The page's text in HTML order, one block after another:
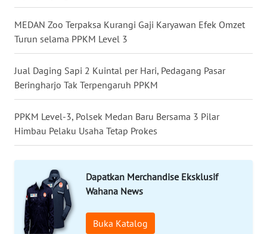
MEDAN Zoo Terpaksa Kurangi Gaji Karyawan Efek Omzet
Turun selama PPKM Level 3
Jual Daging Sapi 2 Kuintal per Hari, Pedagang Pasar
Beringharjo Tak Terpengaruh PPKM
PPKM Level-3, Polsek Medan Baru Bersama 3 Pilar
Himbau Pelaku Usaha Tetap Prokes
Dapatkan Merchandise Eksklusif
Wahana News
Buka Katalog
WN
DAIRI
DANAU
TOBA
WN
LANGKAT